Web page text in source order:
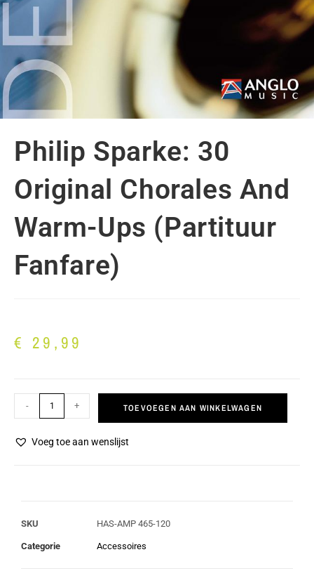
Philip Sparke: 30
Original Chorales And
Warm-Ups (Partituur
Fanfare)
€ 29,99
- + TOEVOEGEN AAN WINKELWAGEN
Voeg toe aan wenslijst
SKU HAS-AMP 465-120
Categorie Accessoires